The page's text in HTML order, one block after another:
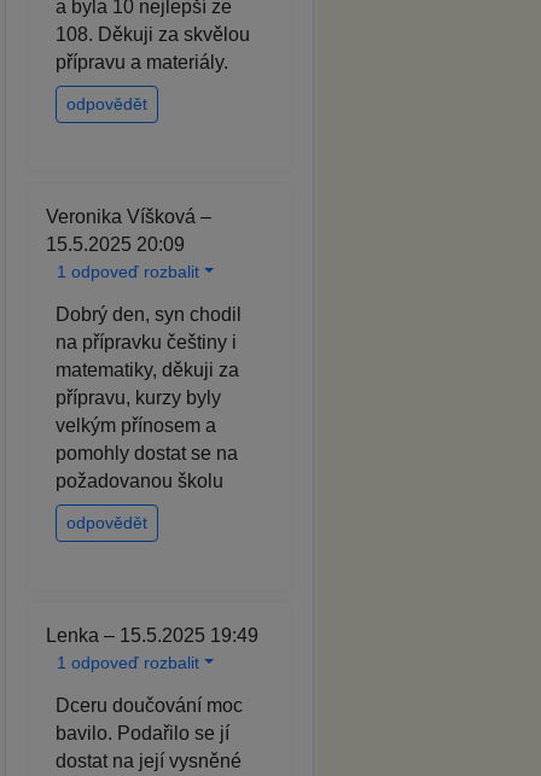
a byla 10 nejlepší ze
108. Děkuji za skvělou
přípravu a materiály.
odpovědět
Veronika Víšková –
15.5.2025 20:09
1 odpoveď rozbalit
Dobrý den, syn chodil
na přípravku češtiny i
matematiky, děkuji za
přípravu, kurzy byly
velkým přínosem a
pomohly dostat se na
požadovanou školu
odpovědět
Lenka – 15.5.2025 19:49
1 odpoveď rozbalit
Dceru doučování moc
bavilo. Podařilo se jí
dostat na její vysněné